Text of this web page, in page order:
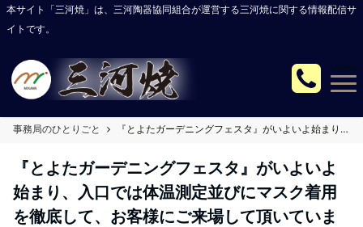
本サイト「三河焼」は、三河陶器協同組合が運営する三河焼に関する情報配信サ
イトです。
Menu
事務局のひとりごと 『とよたガーデニングフェスタ』がいよいよ始まり、入口では体温測定並びにマスク着用を徹底して、お客様にご来場して頂いています！当組合ブースでは三河焼商品を各種販売していますので、お立ち寄り下さいね☆
『とよたガーデニングフェスタ』がいよいよ
始まり、入口では体温測定並びにマスク着用
を徹底して、お客様にご来場して頂いていま